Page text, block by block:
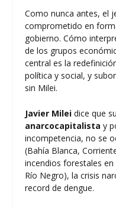
Como nunca antes, el
comprometido en
gobierno. Cómo
de los grupos
central es la
política y social, y
sin Milei.
Javier Mileidice que
anarcocapitalista y
incompetencia, no se
(Bahía Blanca,
incendios forestales
Río Negro), la crisis
record de dengue.